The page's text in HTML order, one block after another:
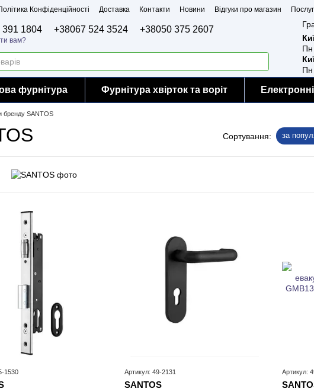
Конфіденційності Доставка Контакти Новини Відгуки про магазин
391 1804 +38067 524 3524 +38050 375 2607
вам?
Пн
Пн
фурнітура Фурнітура хвірток та воріт
бренду SANTOS
Сортування: за
1530 Артикул: 49-2131
SANTOS
Артикул: